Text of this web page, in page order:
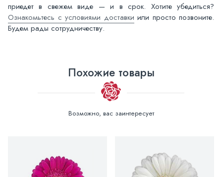
приедет в свежем виде — и в срок. Хотите убедиться?
Ознакомьтесь с условиями доставки или просто позвоните.
Будем рады сотрудничеству.
Похожие товары
Возможно, вас заинтересует